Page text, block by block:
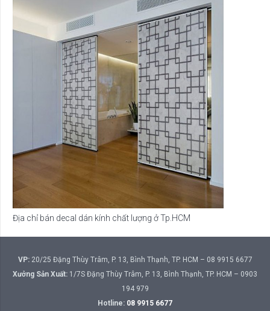
Địa chỉ bán decal dán kính chất lượng ở Tp.HCM
VP:20/25 Đặng Thùy Trâm, P. 13, Bình Thạnh, TP. HCM – 08 9915 6677
Xưởng Sản Xuất: 1/7S Đặng Thùy Trâm, P. 13, Bình Thạnh, TP. HCM – 0903
194 979
Hotline: 08 9915 6677